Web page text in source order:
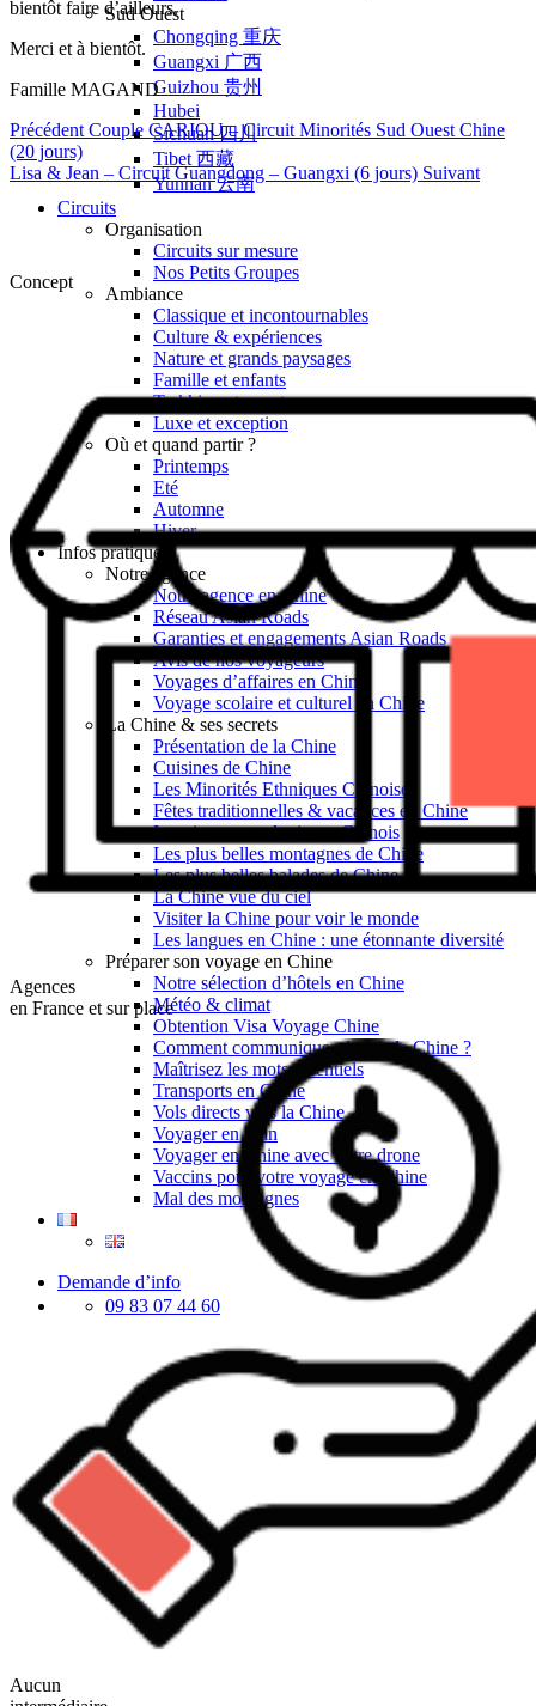
Sud Ouest
Chongqing 重庆
Guangxi 广西
Guizhou 贵州
Hubei
Sichuan 四川
Tibet 西藏
Yunnan 云南
Circuits
Organisation
Circuits sur mesure
Nos Petits Groupes
Ambiance
Classique et incontournables
Culture & expériences
Nature et grands paysages
Famille et enfants
Trekking et aventure
Luxe et exception
Où et quand partir ?
Printemps
Eté
Automne
Hiver
Infos pratiques
Notre agence
Notre agence en Chine
Réseau Asian Roads
Garanties et engagements Asian Roads
Avis de nos voyageurs
Voyages d’affaires en Chine
Voyage scolaire et culturel en Chine
La Chine & ses secrets
Présentation de la Chine
Cuisines de Chine
Les Minorités Ethniques Chinoises
Fêtes traditionnelles & vacances en Chine
Les signes astrologiques Chinois
Les plus belles montagnes de Chine
Les plus belles balades de Chine
La Chine vue du ciel
Visiter la Chine pour voir le monde
Les langues en Chine : une étonnante diversité
Préparer son voyage en Chine
Notre sélection d’hôtels en Chine
Météo & climat
Obtention Visa Voyage Chine
Comment communiquer depuis la Chine ?
Maîtrisez les mots essentiels
Transports en Chine
Vols directs vers la Chine
Voyager en train
Voyager en Chine avec votre drone
Vaccins pour votre voyage en Chine
Mal des montagnes
Demande d’info
09 83 07 44 60
bientôt faire d’ailleurs.
Merci et à bientôt.
Famille MAGAND
Précédent Couple CARIOU – Circuit Minorités Sud Ouest Chine
(20 jours)
Lisa & Jean – Circuit Guangdong – Guangxi (6 jours) Suivant
Concept
Agences
en France et sur place
Aucun